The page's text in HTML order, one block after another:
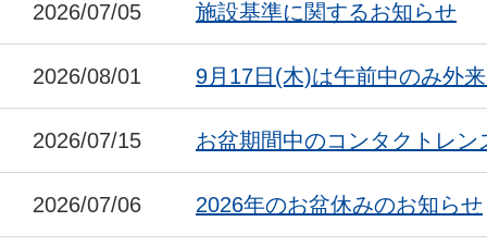
2026/07/05 施設基準に関するお知らせ
2026/08/01 9月17日(木)は午前中のみ外
2026/07/15 お盆期間中のコンタクトレン
2026/07/06 2026年のお盆休みのお知らせ